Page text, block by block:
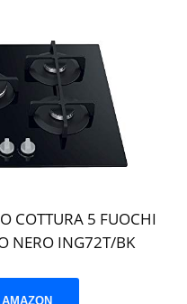
COTTURA 5 FUOCHI
NERO ING72T/BK